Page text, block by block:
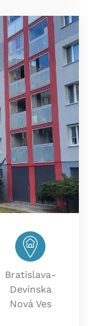
Bratislava-
Devínska
Nová Ves